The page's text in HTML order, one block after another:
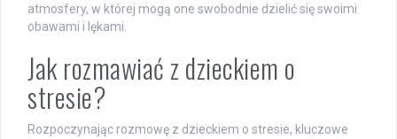
atmosfery, w której mogą one swobodnie dzielić się swoimi
obawami i lękami.
Jak rozmawiać z dzieckiem o
stresie?
Rozpoczynając rozmowę z dzieckiem o stresie, kluczowe